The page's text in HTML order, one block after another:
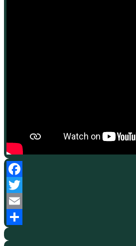
Facebook
Twitter
Email